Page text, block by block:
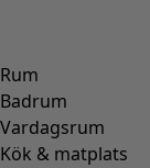
Rum
Badrum
Vardagsrum
Kök & matplats